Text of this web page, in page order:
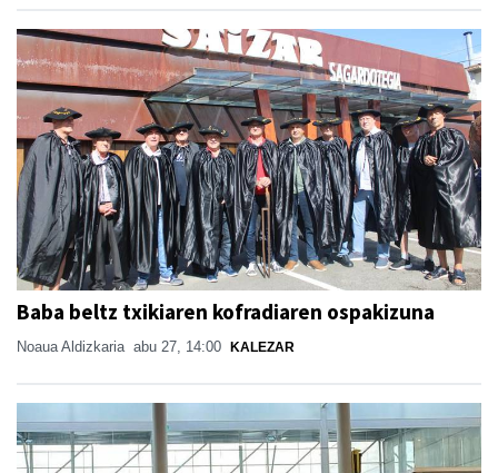
Baba beltz txikiaren kofradiaren ospakizuna
Noaua Aldizkaria abu 27, 14:00 KALEZAR